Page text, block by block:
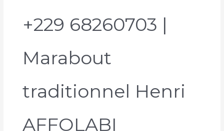
+229 68260703 |
Marabout
traditionnel Henri
AFFOLABI